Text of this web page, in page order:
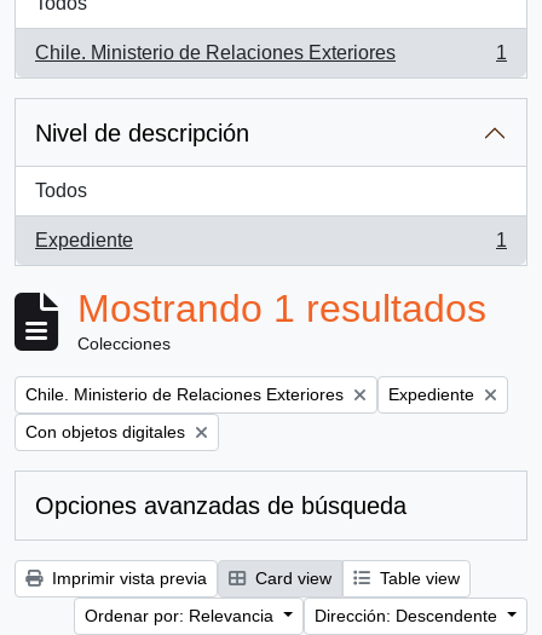
Chile. Ministerio de Relaciones Exteriores
, 1 resultados
1
Nivel de descripción
Todos
Expediente
, 1 resultados
1
Mostrando 1 resultados
Colecciones
Remove filter:
Chile. Ministerio de Relaciones Exteriores Remove filter:
Expediente
Remove filter:
Con objetos digitales
Opciones avanzadas de búsqueda
Imprimir vista previa Card view
Table view
Ordenar por: Relevancia
Dirección: Descendente